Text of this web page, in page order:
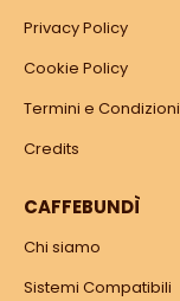
Privacy Policy
Cookie Policy
Termini e Condizioni
Credits
CAFFEBUNDÌ
Chi siamo
Sistemi Compatibili